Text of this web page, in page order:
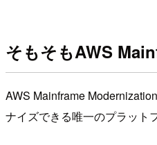
そもそもAWS
AWS Mainframe
ナイズできる唯一のプラット